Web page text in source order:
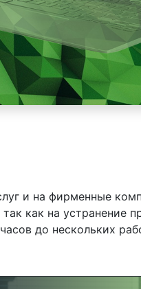
и на фирменные
как на устранение
до нескольких